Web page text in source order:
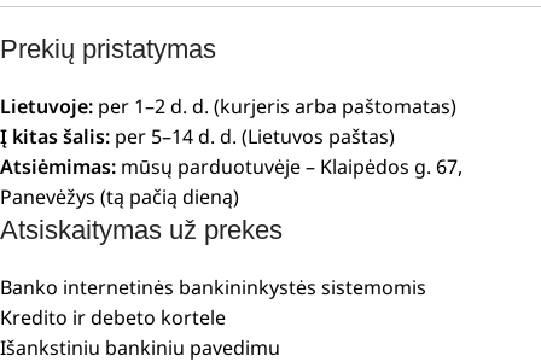
Prekių pristatymas
Lietuvoje: per 1–2 d. d. (kurjeris arba paštomatas)
Į kitas šalis: per 5–14 d. d. (Lietuvos paštas)
Atsiėmimas: mūsų parduotuvėje – Klaipėdos g. 67,
Panevėžys (tą pačią dieną)
Atsiskaitymas už prekes
Banko internetinės bankininkystės sistemomis
Kredito ir debeto kortele
Išankstiniu bankiniu pavedimu